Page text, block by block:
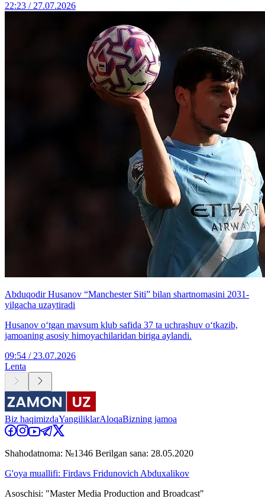
22:23 / 27.07.2026
Abduqodir Husanov “Manchester Siti” bilan shartnomasini 2031-
yilgacha uzaytiradi
Husanov o‘tgan mavsum klub safida 37 ta uchrashuv o‘tkazib,
jamoaning asosiy himoyachilaridan biriga aylandi.
09:54 / 23.07.2026
Lenta
Biz haqimizdaYangiliklarAloqaBizning jamoa
Shahodatnoma: №1346 Berilgan sana: 28.05.2020
G'oya muallifi: Firdavs Fridunovich Abduxalikov
Asoschisi: "Master Media Production and Broadcast"